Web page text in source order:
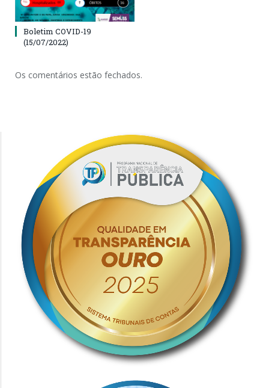
Boletim COVID-19
(15/07/2022)
Os comentários estão fechados.